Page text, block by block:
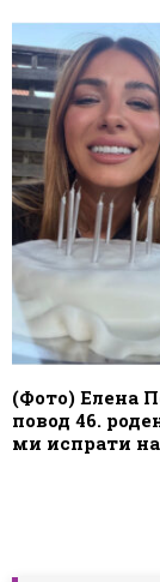
(Фото) Елена
повод 46.
ми испрати на